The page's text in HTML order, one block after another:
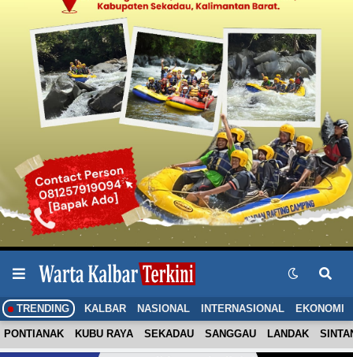
TRENDING KALBAR NASIONAL INTERNASIONAL EKONOMI
PONTIANAK KUBU RAYA SEKADAU SANGGAU LANDAK